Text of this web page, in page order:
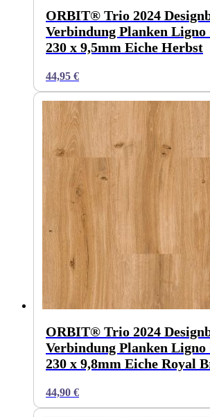
ORBIT® Trio 2024
Verbindung Planken Ligno
230 x 9,5mm Eiche Herbst
44,95 €
ORBIT® Trio 2024
Verbindung Planken Ligno
230 x 9,8mm Eiche Royal
44,90 €